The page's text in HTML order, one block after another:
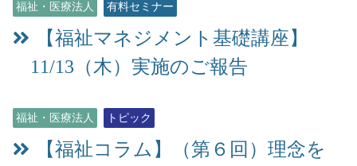
福祉・医療法人 有料セミナー
【福祉マネジメント基礎講座】
11/13（木）実施のご報告
福祉・医療法人 トピック
【福祉コラム】（第６回）理念を